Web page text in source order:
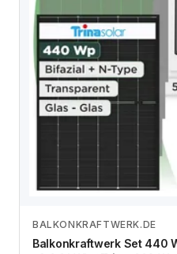
Zum
BALKONKRAFTWERK.DE
Balkonkraftwerk Set 440